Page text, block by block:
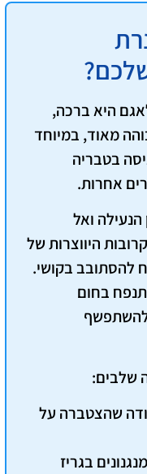
היא ברכה,
מאוד, במיוחד
בטבריה
אחרות.
ואל
היווצרות של
להסתובב בקושי.
בחום
להשתפשף
שלבים:
שהצטברה על
בגריז